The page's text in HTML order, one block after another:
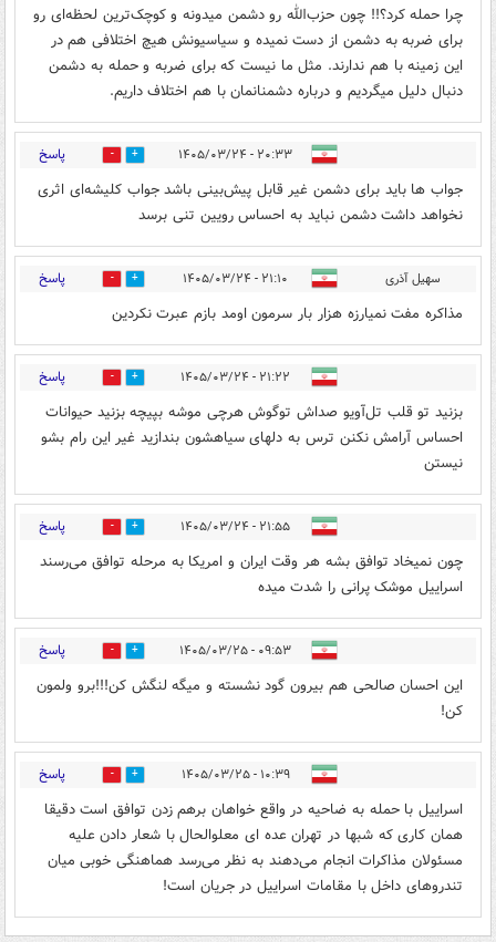
چرا حمله کرد؟!! چون حزب‌الله رو دشمن میدونه و کوچک‌ترین لحظه‌ای رو
برای ضربه به دشمن از دست نمیده و سیاسیونش هیچ اختلافی هم در
این زمینه با هم ندارند. مثل ما نیست که برای ضربه و حمله به دشمن
دنبال دلیل میگردیم و درباره دشمنانمان با هم اختلاف داریم.
۲۰:۳۳ - ۱۴۰۵/۰۳/۲۴ 0 پاسخ
جواب ها باید برای دشمن غیر قابل پیش‌بینی باشد جواب کلیشه‌ای اثری
نخواهد داشت دشمن نباید به احساس رویین تنی برسد
سهیل آذری ۲۱:۱۰ - ۱۴۰۵/۰۳/۲۴ 0 پاسخ
مذاکره مفت نمیارزه هزار بار سرمون اومد بازم عبرت نکردین
۲۱:۲۲ - ۱۴۰۵/۰۳/۲۴ 0 پاسخ
بزنید تو قلب تل‌آویو صداش توگوش هرچی موشه بپیچه بزنید حیوانات
احساس آرامش نکنن ترس به دلهای سیاهشون بندازید غیر این رام بشو
نیستن
۲۱:۵۵ - ۱۴۰۵/۰۳/۲۴ 0 پاسخ
چون نمیخاد توافق بشه هر وقت ایران و امریکا به مرحله توافق می‌رسند
اسراییل موشک پرانی را شدت میده
۰۹:۵۳ - ۱۴۰۵/۰۳/۲۵ 0 پاسخ
این احسان صالحی هم بیرون گود نشسته و میگه لنگش کن!!!برو ولمون
کن!
۱۰:۳۹ - ۱۴۰۵/۰۳/۲۵ 0 پاسخ
اسراییل با حمله به ضاحیه در واقع خواهان برهم زدن توافق است دقیقا
همان کاری که شبها در تهران عده ای معلوالحال با شعار دادن علیه
مسئولان مذاکرات انجام می‌دهند به نظر می‌رسد هماهنگی خوبی میان
تندروهای داخل با مقامات اسراییل در جریان است!